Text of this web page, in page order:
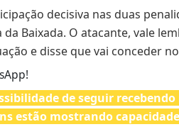
decisiva nas duas
Baixada. O atacante, vale
e disse que vai conceder
de seguir
estão mostrando